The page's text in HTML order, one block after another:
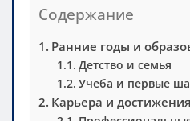
Содержание
Ранние годы и
Детство и семья
Учеба и первые
Карьера и достижения